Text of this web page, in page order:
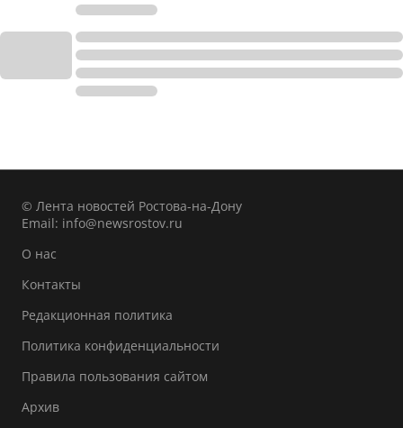
© Лента новостей Ростова-на-Дону
Email: info@newsrostov.ru
О нас
Контакты
Редакционная политика
Политика конфиденциальности
Правила пользования сайтом
Архив